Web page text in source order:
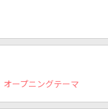
オープニングテーマ